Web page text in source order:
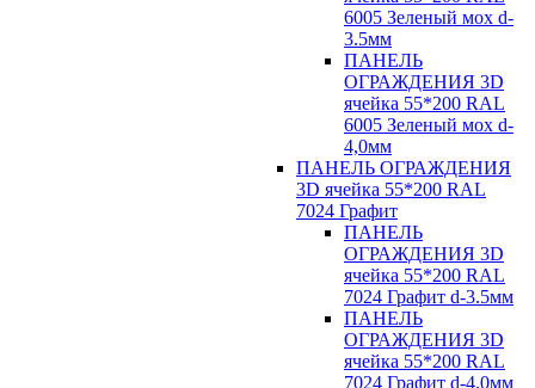
6005 Зеленый мох d-
3.5мм
ПАНЕЛЬ
ОГРАЖДЕНИЯ 3D
ячейка 55*200 RAL
6005 Зеленый мох d-
4,0мм
ПАНЕЛЬ ОГРАЖДЕНИЯ
3D ячейка 55*200 RAL
7024 Графит
ПАНЕЛЬ
ОГРАЖДЕНИЯ 3D
ячейка 55*200 RAL
7024 Графит d-3.5мм
ПАНЕЛЬ
ОГРАЖДЕНИЯ 3D
ячейка 55*200 RAL
7024 Графит d-4.0мм